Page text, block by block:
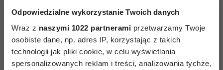
Odpowiedzialne wykorzystanie Twoich danych
Wraz z naszymi 1022 partnerami przetwarzamy Twoje
osobiste dane, np. adres IP, korzystając z takich
technologii jak pliki cookie, w celu wyświetlania
spersonalizowanych reklam i treści, analizowania tychże,
o godz. 22.00 w HBO przez siedem kolejnych
tygodni.
Bez tajemnic wyreżyserowali: Anna Kazejak, Jacek
Borcuch oraz Marek Lechki. Szefem zespołu